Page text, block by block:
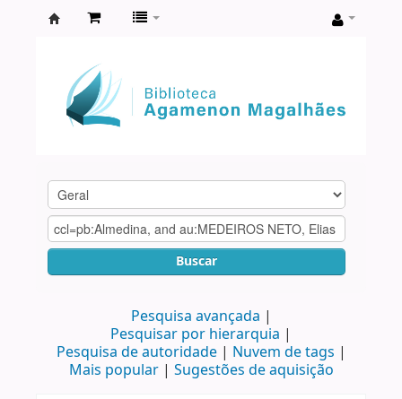
Agamenon
Magalhães
Buscar
Pesquisa avançada
Pesquisar por hierarquia
Pesquisa de autoridade
Nuvem de tags
Mais popular
Sugestões de aquisição